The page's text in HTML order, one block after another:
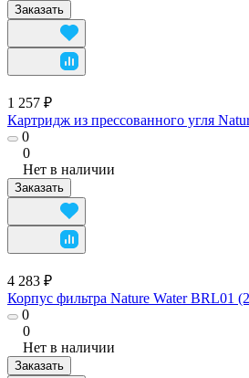
Заказать
1 257 ₽
Картридж из прессованного угля
0
0
Нет в наличии
Заказать
4 283 ₽
Корпус фильтра Nature Water BRL01
0
0
Нет в наличии
Заказать